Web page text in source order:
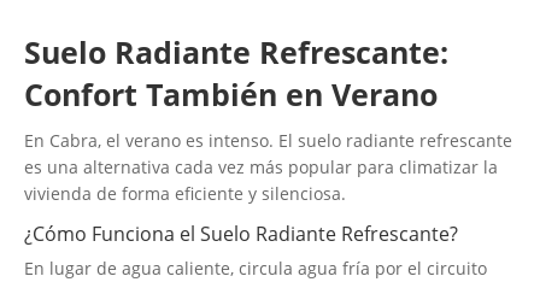
Suelo Radiante Refrescante:
Confort También en Verano
En Cabra, el verano es intenso. El suelo radiante refrescante
es una alternativa cada vez más popular para climatizar la
vivienda de forma eficiente y silenciosa.
¿Cómo Funciona el Suelo Radiante Refrescante?
En lugar de agua caliente, circula agua fría por el circuito